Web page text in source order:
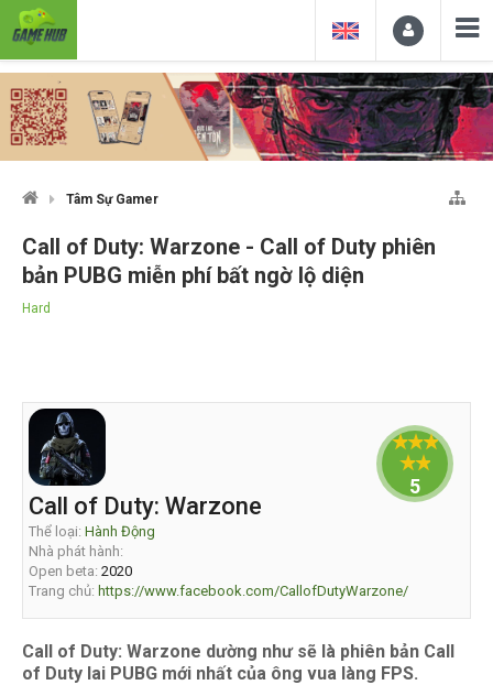
Tâm Sự Gamer
Call of Duty: Warzone - Call of Duty phiên
bản PUBG miễn phí bất ngờ lộ diện
Hard
Call of Duty: Warzone
Thể loại: Hành Động
Nhà phát hành:
Open beta: 2020
Trang chủ: https://www.facebook.com/CallofDutyWarzone/
5
Call of Duty: Warzone dường như sẽ là phiên bản Call
of Duty lai PUBG mới nhất của ông vua làng FPS.